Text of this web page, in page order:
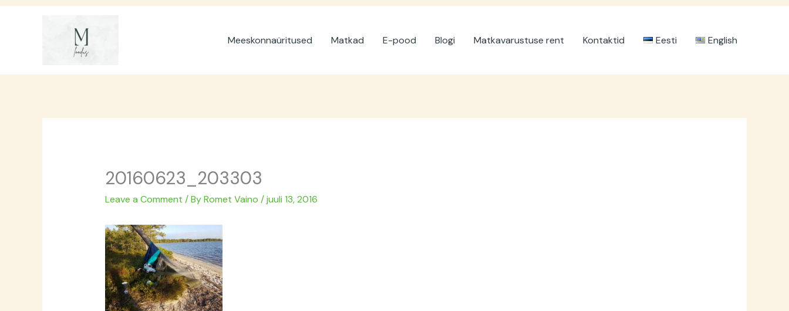
Meeskonnaüritused Matkad E-pood Blogi Matkavarustuse rent Kontaktid Eesti English
20160623_203303
Leave a Comment / ByRomet Vaino /juuli 13, 2016